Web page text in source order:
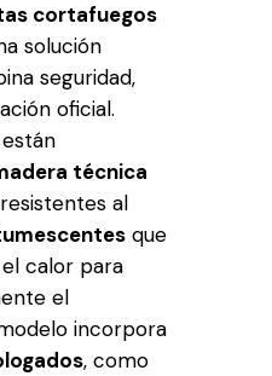
cortafuegos
solución
seguridad,
oficial.
técnica
al
que
calor para
el
incorpora
, como